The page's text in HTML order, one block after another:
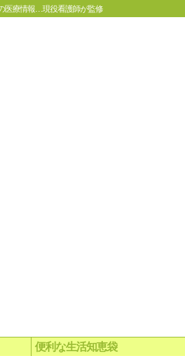
医療情報…現役看護師が監修
便利な生活知恵袋